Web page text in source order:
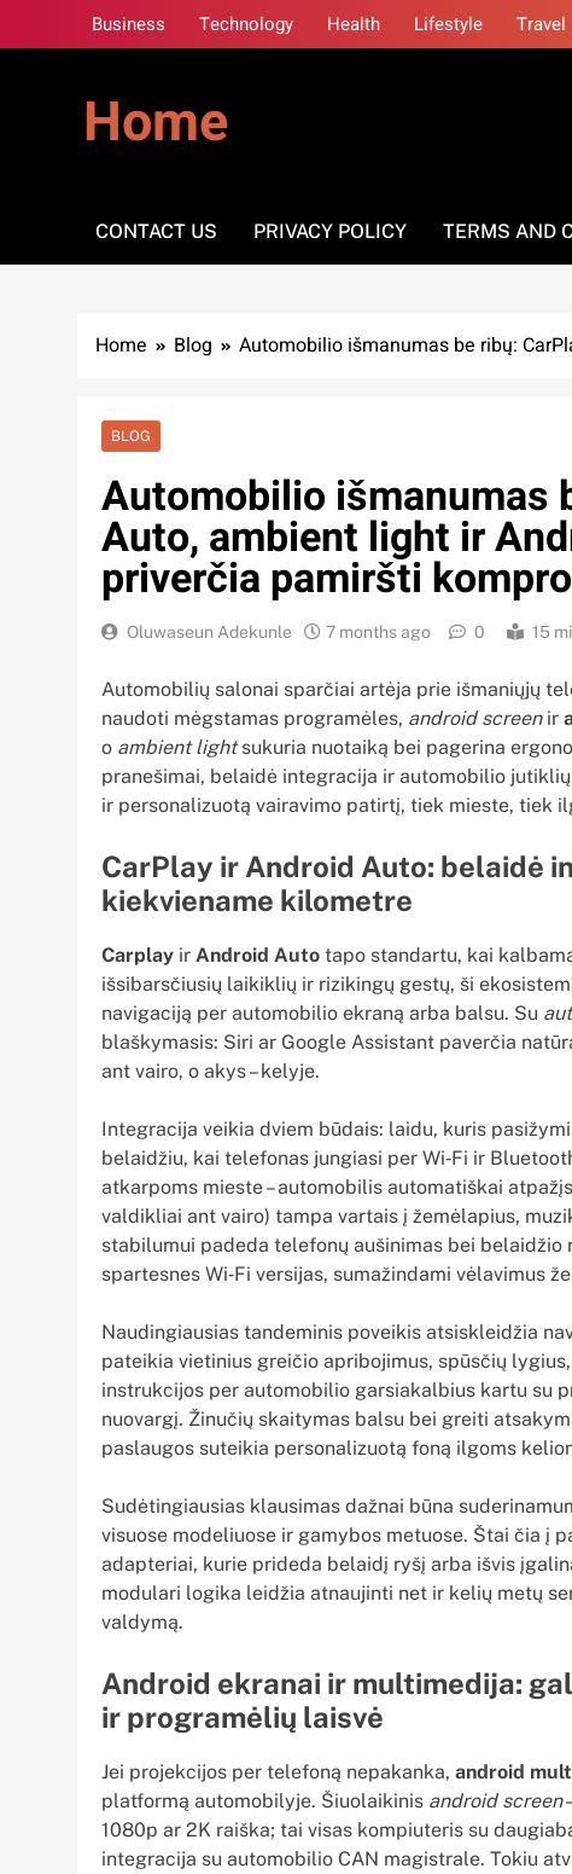
to
Business Technology Health Lifestyle Travel
Home
CONTACT US PRIVACY POLICY TERMS AND
Home Blog Automobilio išmanumas be ribų:
BLOG
Automobilio išmanumas
Auto, ambient light ir
priverčia pamiršti
Oluwaseun Adekunle 7 months ago 0 15
Automobilių salonai sparčiai artėja prie išmaniųjų
naudoti mėgstamas programėles, android screenir
o ambient lightsukuria nuotaiką bei pagerina
pranešimai, belaidė integracija ir automobilio
ir personalizuotą vairavimo patirtį, tiek mieste, tiek
CarPlay ir Android Auto: belaidė
kiekviename kilometre
Carplay ir Android Auto tapo standartu, kai
išsibarsčiusių laikiklių ir rizikingų gestų, ši
navigaciją per automobilio ekraną arba balsu. Su
blaškymasis: Siri ar Google Assistant paverčia
ant vairo, o akys – kelyje.
Integracija veikia dviem būdais: laidu, kuris
belaidžiu, kai telefonas jungiasi per Wi‑Fi ir
atkarpoms mieste – automobilis automatiškai
valdikliai ant vairo) tampa vartais į žemėlapius,
stabilumui padeda telefonų aušinimas bei
spartesnes Wi‑Fi versijas, sumažindami vėlavimus
Naudingiausias tandeminis poveikis atsiskleidžia
pateikia vietinius greičio apribojimus, spūsčių
instrukcijos per automobilio garsiakalbius kartu su
nuovargį. Žinučių skaitymas balsu bei greiti
paslaugos suteikia personalizuotą foną ilgoms
Sudėtingiausias klausimas dažnai būna
visuose modeliuose ir gamybos metuose. Štai čia į
adapteriai, kurie prideda belaidį ryšį arba išvis
modulari logika leidžia atnaujinti net ir kelių metų
valdymą.
Android ekranai ir multimedija:
ir programėlių laisvė
Jei projekcijos per telefoną nepakanka, android
platformą automobilyje. Šiuolaikinis android screen
1080p ar 2K raiška; tai visas kompiuteris su
integracija su automobilio CAN magistrale. Tokiu